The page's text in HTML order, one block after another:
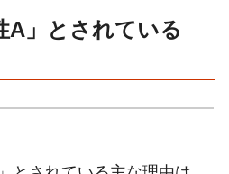
A」とされている